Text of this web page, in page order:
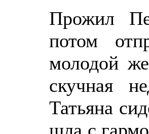
Прожил
потом
молодой
скучная
Татьяна